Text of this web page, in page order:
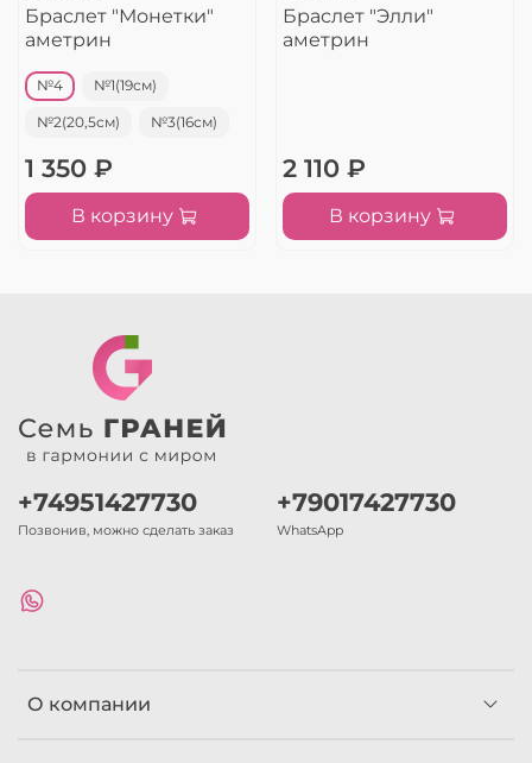
Браслет "Монетки"
аметрин
№4 №1(19см)
№2(20,5см) №3(16см)
1 350 ₽
В корзину
Браслет "Элли"
аметрин
2 110 ₽
В корзину
О компании
+74951427730
Позвонив, можно сделать заказ
+79017427730
WhatsApp